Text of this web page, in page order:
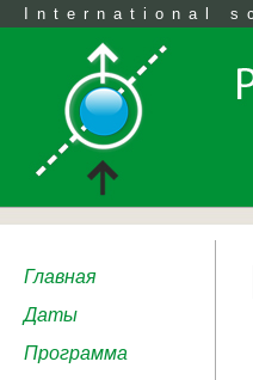
International
Главная
Даты
Программа